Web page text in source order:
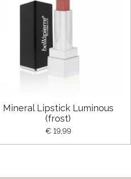
Mineral Lipstick Luminous
(frost)
€ 19,99